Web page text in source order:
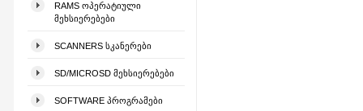
RAMS ᲝᲞᲔᲠᲐᲢᲘᲣᲚᲘ
ᲛᲔᲮᲡᲘᲔᲠᲔᲑᲔᲑᲘ
SCANNERS ᲡᲙᲐᲜᲔᲠᲔᲑᲘ
SD/MICROSD ᲛᲔᲮᲡᲘᲔᲠᲔᲑᲔᲑᲘ
SOFTWARE ᲞᲠᲝᲒᲠᲐᲛᲔᲑᲘ